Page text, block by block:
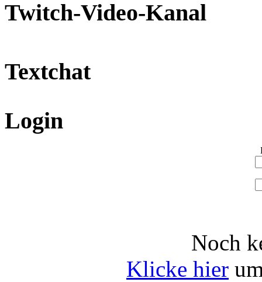
Twitch-Video-Kanal
Textchat
Login
Noch
Klicke hier